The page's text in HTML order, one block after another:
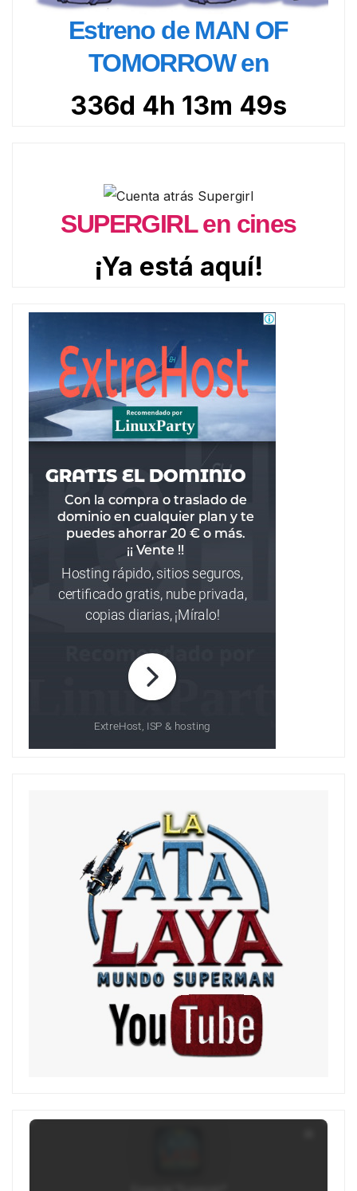
Estreno de MAN OF
TOMORROW en
336d 4h 13m 47s
SUPERGIRL en cines
¡Ya está aquí!